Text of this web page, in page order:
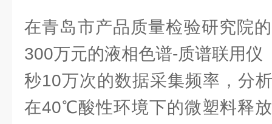
在青岛市产品质量检验研究院
300万元的液相色谱-质谱联用仪
秒10万次的数据采集频率，分
在40℃酸性环境下的微塑料释